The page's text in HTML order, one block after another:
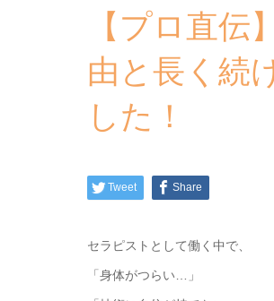
【プロ直
由と長く続
した！
Tweet Share
セラピストとして働く中で、
「身体がつらい…」